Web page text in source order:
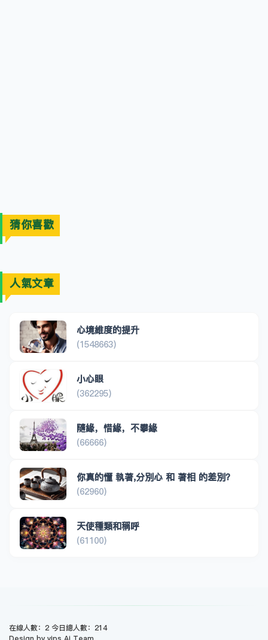
猜你喜歡
人氣文章
心境維度的提升
(1548663)
小心眼
(362295)
隨緣，惜緣，不攀緣
(66666)
你真的懂 執著,分別心 和 著相 的差別？
(62960)
天使種類和稱呼
(61100)
在線人數：2 今日總人數：214